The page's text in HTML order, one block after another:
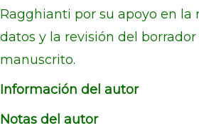
Ragghianti por su apoyo en la
datos y la revisión del borrador
manuscrito.
Información del autor
Notas del autor